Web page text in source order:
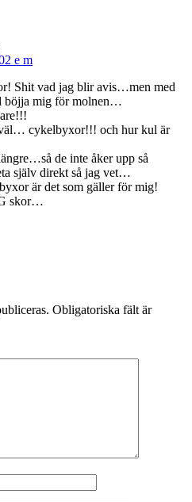
e m
Shit vad jag blir avis…men med
böjja mig för molnen…
cykelbyxor!!! och hur kul är
de inte åker upp så
själv direkt så jag vet…
är det som gäller för mig!
skor…
Obligatoriska fält är